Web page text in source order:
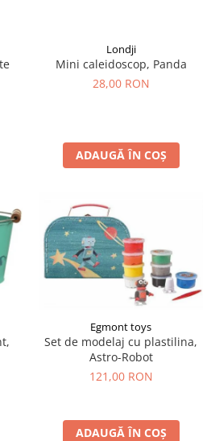
Londji
Mini caleidoscop, Panda
28,00 RON
ADAUGĂ ÎN COȘ
Egmont toys
Set de modelaj cu plastilina,
Astro-Robot
121,00 RON
ADAUGĂ ÎN COȘ